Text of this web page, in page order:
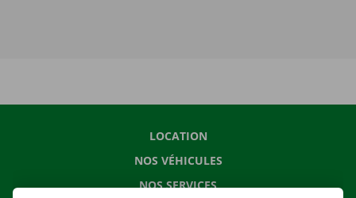
LOCATION
NOS VÉHICULES
NOS SERVICES